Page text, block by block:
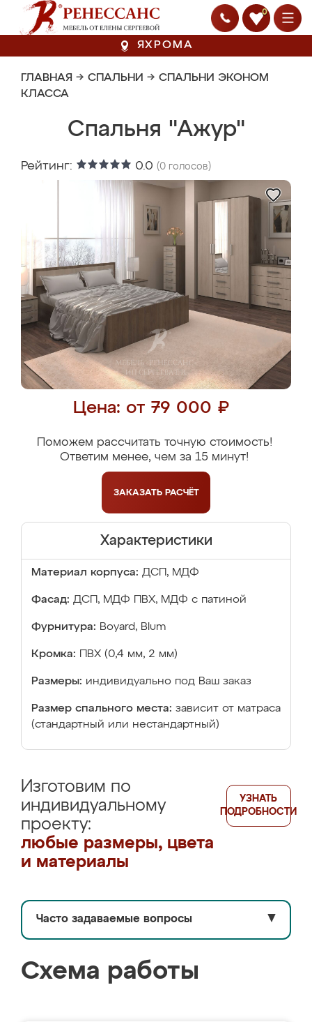
0
ЯХРОМА
ГЛАВНАЯ → СПАЛЬНИ → СПАЛЬНИ ЭКОНОМ
КЛАССА
Спальня "Ажур"
Рейтинг: 0.0 (0 голосов)
Цена: от 79 000 ₽
Поможем рассчитать точную стоимость!
Ответим менее, чем за 15 минут!
ЗАКАЗАТЬ РАСЧЁТ
Характеристики
Материал корпуса: ДСП, МДФ
Фасад: ДСП, МДФ ПВХ, МДФ с патиной
Фурнитура: Boyard, Blum
Кромка: ПВХ (0,4 мм, 2 мм)
Размеры: индивидуально под Ваш заказ
Размер спального места: зависит от матраса
(стандартный или нестандартный)
Изготовим по
индивидуальному
проекту:
любые размеры, цвета
и материалы
УЗНАТЬ
ПОДРОБНОСТИ
Часто задаваемые вопросы ▼
Схема работы